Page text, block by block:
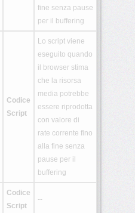
fine senza pause
per il buffering
Codice
Script
Lo script viene
eseguito quando
il browser stima
che la risorsa
media potrebbe
essere riprodotta
con valore di
rate corrente fino
alla fine senza
pause per il
buffering
Codice
Script
--